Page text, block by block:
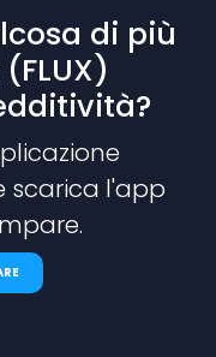
di più
scarica l'app